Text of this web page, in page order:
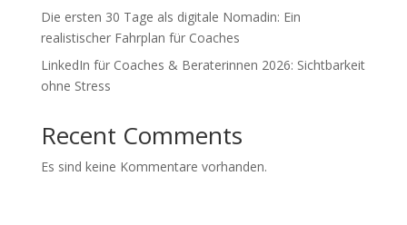
Die ersten 30 Tage als digitale Nomadin: Ein
realistischer Fahrplan für Coaches
LinkedIn für Coaches & Beraterinnen 2026: Sichtbarkeit
ohne Stress
Recent Comments
Es sind keine Kommentare vorhanden.